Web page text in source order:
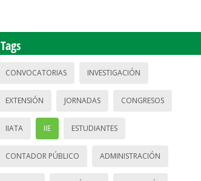
Tags
CONVOCATORIAS INVESTIGACIÓN
EXTENSIÓN JORNADAS CONGRESOS
IIATA IIE ESTUDIANTES
CONTADOR PÚBLICO ADMINISTRACIÓN